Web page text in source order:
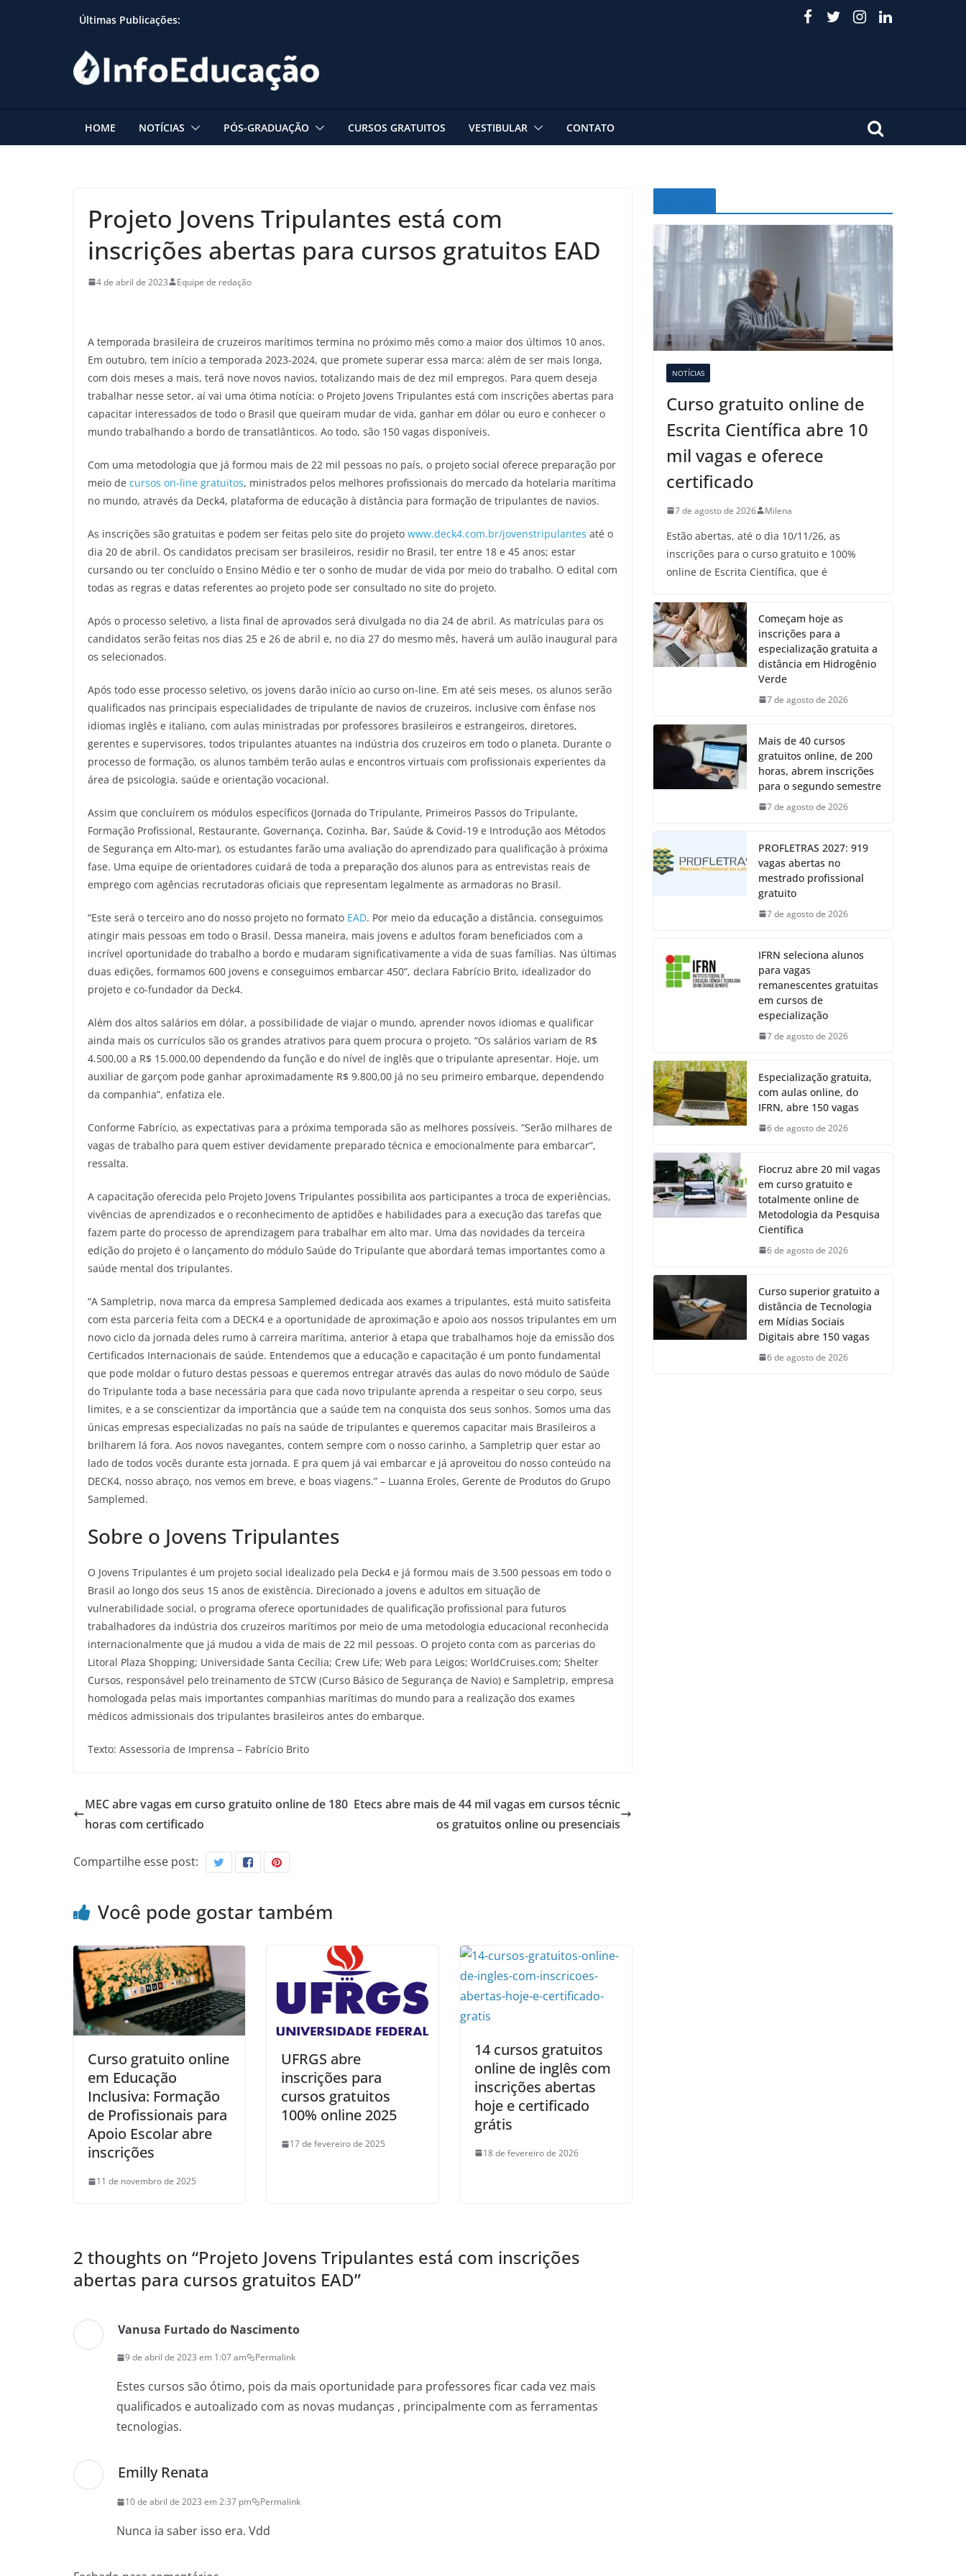
Últimas Publicações:
HOME NOTÍCIAS PÓS-GRADUAÇÃO CURSOS GRATUITOS VESTIBULAR CONTATO
Projeto Jovens Tripulantes está com
inscrições abertas para cursos gratuitos EAD
4 de abril de 2023 Equipe de redação
A temporada brasileira de cruzeiros marítimos termina no próximo mês como a maior dos últimos 10 anos.
Em outubro, tem início a temporada 2023-2024, que promete superar essa marca: além de ser mais longa,
com dois meses a mais, terá nove novos navios, totalizando mais de dez mil empregos. Para quem deseja
trabalhar nesse setor, aí vai uma ótima notícia: o Projeto Jovens Tripulantes está com inscrições abertas para
capacitar interessados de todo o Brasil que queiram mudar de vida, ganhar em dólar ou euro e conhecer o
mundo trabalhando a bordo de transatlânticos. Ao todo, são 150 vagas disponíveis.
Com uma metodologia que já formou mais de 22 mil pessoas no país, o projeto social oferece preparação por
meio de cursos on-line gratuitos, ministrados pelos melhores profissionais do mercado da hotelaria marítima
no mundo, através da Deck4, plataforma de educação à distância para formação de tripulantes de navios.
As inscrições são gratuitas e podem ser feitas pelo site do projeto www.deck4.com.br/jovenstripulantes até o
dia 20 de abril. Os candidatos precisam ser brasileiros, residir no Brasil, ter entre 18 e 45 anos; estar
cursando ou ter concluído o Ensino Médio e ter o sonho de mudar de vida por meio do trabalho. O edital com
todas as regras e datas referentes ao projeto pode ser consultado no site do projeto.
Após o processo seletivo, a lista final de aprovados será divulgada no dia 24 de abril. As matrículas para os
candidatos serão feitas nos dias 25 e 26 de abril e, no dia 27 do mesmo mês, haverá um aulão inaugural para
os selecionados.
Após todo esse processo seletivo, os jovens darão início ao curso on-line. Em até seis meses, os alunos serão
qualificados nas principais especialidades de tripulante de navios de cruzeiros, inclusive com ênfase nos
idiomas inglês e italiano, com aulas ministradas por professores brasileiros e estrangeiros, diretores,
gerentes e supervisores, todos tripulantes atuantes na indústria dos cruzeiros em todo o planeta. Durante o
processo de formação, os alunos também terão aulas e encontros virtuais com profissionais experientes da
área de psicologia, saúde e orientação vocacional.
Assim que concluírem os módulos específicos (Jornada do Tripulante, Primeiros Passos do Tripulante,
Formação Profissional, Restaurante, Governança, Cozinha, Bar, Saúde & Covid-19 e Introdução aos Métodos
de Segurança em Alto-mar), os estudantes farão uma avaliação do aprendizado para qualificação à próxima
fase. Uma equipe de orientadores cuidará de toda a preparação dos alunos para as entrevistas reais de
emprego com agências recrutadoras oficiais que representam legalmente as armadoras no Brasil.
“Este será o terceiro ano do nosso projeto no formato EAD. Por meio da educação a distância, conseguimos
atingir mais pessoas em todo o Brasil. Dessa maneira, mais jovens e adultos foram beneficiados com a
incrível oportunidade do trabalho a bordo e mudaram significativamente a vida de suas famílias. Nas últimas
duas edições, formamos 600 jovens e conseguimos embarcar 450”, declara Fabrício Brito, idealizador do
projeto e co-fundador da Deck4.
Além dos altos salários em dólar, a possibilidade de viajar o mundo, aprender novos idiomas e qualificar
ainda mais os currículos são os grandes atrativos para quem procura o projeto. “Os salários variam de R$
4.500,00 a R$ 15.000,00 dependendo da função e do nível de inglês que o tripulante apresentar. Hoje, um
auxiliar de garçom pode ganhar aproximadamente R$ 9.800,00 já no seu primeiro embarque, dependendo
da companhia”, enfatiza ele.
Conforme Fabrício, as expectativas para a próxima temporada são as melhores possíveis. “Serão milhares de
vagas de trabalho para quem estiver devidamente preparado técnica e emocionalmente para embarcar”,
ressalta.
A capacitação oferecida pelo Projeto Jovens Tripulantes possibilita aos participantes a troca de experiências,
vivências de aprendizados e o reconhecimento de aptidões e habilidades para a execução das tarefas que
fazem parte do processo de aprendizagem para trabalhar em alto mar. Uma das novidades da terceira
edição do projeto é o lançamento do módulo Saúde do Tripulante que abordará temas importantes como a
saúde mental dos tripulantes.
“A Sampletrip, nova marca da empresa Samplemed dedicada aos exames a tripulantes, está muito satisfeita
com esta parceria feita com a DECK4 e a oportunidade de aproximação e apoio aos nossos tripulantes em um
novo ciclo da jornada deles rumo à carreira marítima, anterior à etapa que trabalhamos hoje da emissão dos
Certificados Internacionais de saúde. Entendemos que a educação e capacitação é um ponto fundamental
que pode moldar o futuro destas pessoas e queremos entregar através das aulas do novo módulo de Saúde
do Tripulante toda a base necessária para que cada novo tripulante aprenda a respeitar o seu corpo, seus
limites, e a se conscientizar da importância que a saúde tem na conquista dos seus sonhos. Somos uma das
únicas empresas especializadas no país na saúde de tripulantes e queremos capacitar mais Brasileiros a
brilharem lá fora. Aos novos navegantes, contem sempre com o nosso carinho, a Sampletrip quer estar ao
lado de todos vocês durante esta jornada. E pra quem já vai embarcar e já aproveitou do nosso conteúdo na
DECK4, nosso abraço, nos vemos em breve, e boas viagens.” – Luanna Eroles, Gerente de Produtos do Grupo
Samplemed.
Sobre o Jovens Tripulantes
O Jovens Tripulantes é um projeto social idealizado pela Deck4 e já formou mais de 3.500 pessoas em todo o
Brasil ao longo dos seus 15 anos de existência. Direcionado a jovens e adultos em situação de
vulnerabilidade social, o programa oferece oportunidades de qualificação profissional para futuros
trabalhadores da indústria dos cruzeiros marítimos por meio de uma metodologia educacional reconhecida
internacionalmente que já mudou a vida de mais de 22 mil pessoas. O projeto conta com as parcerias do
Litoral Plaza Shopping; Universidade Santa Cecília; Crew Life; Web para Leigos; WorldCruises.com; Shelter
Cursos, responsável pelo treinamento de STCW (Curso Básico de Segurança de Navio) e Sampletrip, empresa
homologada pelas mais importantes companhias marítimas do mundo para a realização dos exames
médicos admissionais dos tripulantes brasileiros antes do embarque.
Texto: Assessoria de Imprensa – Fabrício Brito
MEC abre vagas em curso gratuito online de 180
horas com certificado
Etecs abre mais de 44 mil vagas em cursos técnic
os gratuitos online ou presenciais
Compartilhe esse post:
Você pode gostar também
Curso gratuito online
em Educação
Inclusiva: Formação
de Profissionais para
Apoio Escolar abre
inscrições
11 de novembro de 2025
UFRGS abre
inscrições para
cursos gratuitos
100% online 2025
17 de fevereiro de 2025
14 cursos gratuitos
online de inglês com
inscrições abertas
hoje e certificado
grátis
18 de fevereiro de 2026
2 thoughts on “Projeto Jovens Tripulantes está com inscrições
abertas para cursos gratuitos EAD”
Vanusa Furtado do Nascimento
9 de abril de 2023 em 1:07 am Permalink
Estes cursos são ótimo, pois da mais oportunidade para professores ficar cada vez mais
qualificados e autoalizado com as novas mudanças , principalmente com as ferramentas
tecnologias.
Emilly Renata
10 de abril de 2023 em 2:37 pm Permalink
Nunca ia saber isso era. Vdd
NOTÍCIAS
Curso gratuito online de
Escrita Científica abre 10
mil vagas e oferece
certificado
7 de agosto de 2026 Milena
Estão abertas, até o dia 10/11/26, as
inscrições para o curso gratuito e 100%
online de Escrita Científica, que é
Começam hoje as
inscrições para a
especialização gratuita a
distância em Hidrogênio
Verde
7 de agosto de 2026
Mais de 40 cursos
gratuitos online, de 200
horas, abrem inscrições
para o segundo semestre
7 de agosto de 2026
PROFLETRAS 2027: 919
vagas abertas no
mestrado profissional
gratuito
7 de agosto de 2026
IFRN seleciona alunos
para vagas
remanescentes gratuitas
em cursos de
especialização
7 de agosto de 2026
Especialização gratuita,
com aulas online, do
IFRN, abre 150 vagas
6 de agosto de 2026
Fiocruz abre 20 mil vagas
em curso gratuito e
totalmente online de
Metodologia da Pesquisa
Científica
6 de agosto de 2026
Curso superior gratuito a
distância de Tecnologia
em Mídias Sociais
Digitais abre 150 vagas
6 de agosto de 2026